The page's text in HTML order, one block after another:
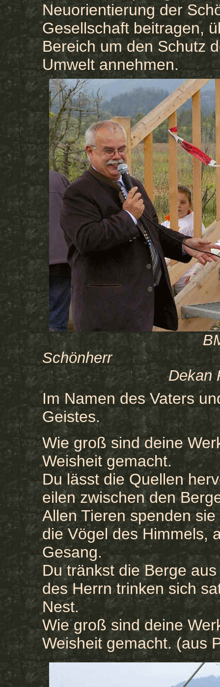
Neuorientierung der
Gesellschaft beitragen,
Bereich um den Schutz
Umwelt annehmen.
Dekan
Im Namen des Vaters
Geistes.
Wie groß sind deine
Weisheit gemacht.
Du lässt die Quellen
eilen zwischen den
Allen Tieren spenden sie
die Vögel des Himmels,
Gesang.
Du tränkst die Berge
des Herrn trinken sich
Nest.
Wie groß sind deine
Weisheit gemacht. (aus